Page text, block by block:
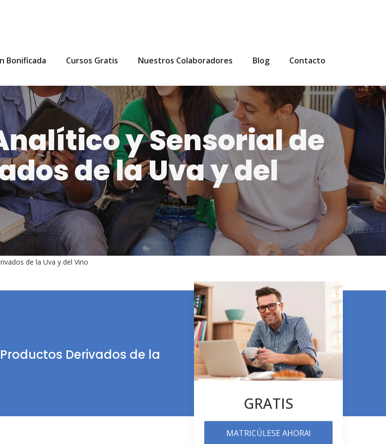
Bonificada Cursos Gratis Nuestros Colaboradores Blog Contacto
y Sensorial de
de la Uva y del
de la Uva y del Vino
Derivados de la
GRATIS
MATRICÚLESE AHORA!